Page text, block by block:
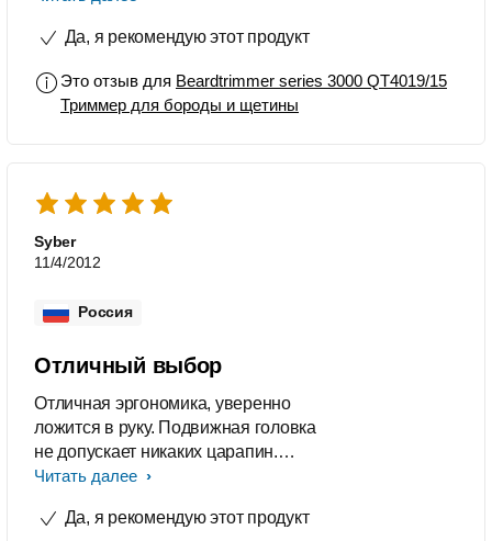
Да, я рекомендую этот продукт
Это отзыв для Beardtrimmer series 3000 QT4019/15
Триммер для бороды и щетины
Syber
11/4/2012
Россия
Отличный выбор
Отличная эргономика, уверенно
ложится в руку. Подвижная головка
не допускает никаких царапин.
Идеальный эффект трехдневной
что нужно. Одного не хватает - хочу
Читать далее
Да, я рекомендую этот продукт